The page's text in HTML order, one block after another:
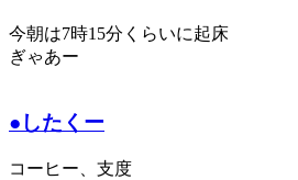
今朝は7時15分くらいに起床
ぎゃあー
●したくー
コーヒー、支度